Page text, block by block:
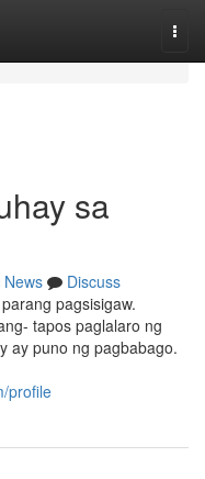
sa
News
Discuss
pagsisigaw.
tapos paglalaro ng
ay puno ng pagbabago.
profile